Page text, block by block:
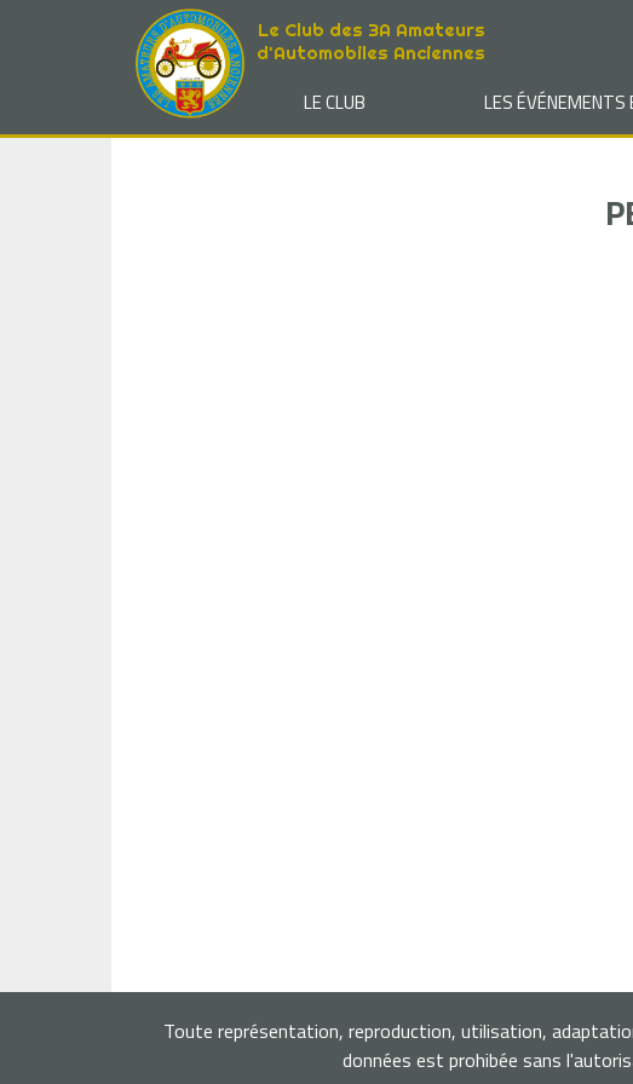
Le Club des 3A Amateurs
d'Automobiles Anciennes
LE CLUB LES
Toute représentation, reproduction, utilisation,
données est prohibée sans